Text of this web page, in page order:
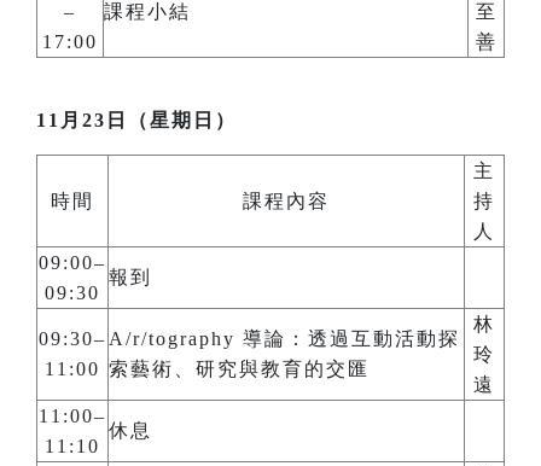
–
17:00
課程小結
至
善
11月23日（星期日）
時間 課程內容
主
持
人
09:00–
09:30
報到
09:30–
11:00
A/r/tography 導論：透過互動活動探
索藝術、研究與教育的交匯
林
玲
遠
11:00–
11:10
休息